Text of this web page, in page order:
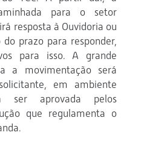
para o setor
resposta à Ouvidoria ou
prazo para responder,
para isso. A grande
a movimentação será
em ambiente
ser aprovada pelos
que regulamenta o